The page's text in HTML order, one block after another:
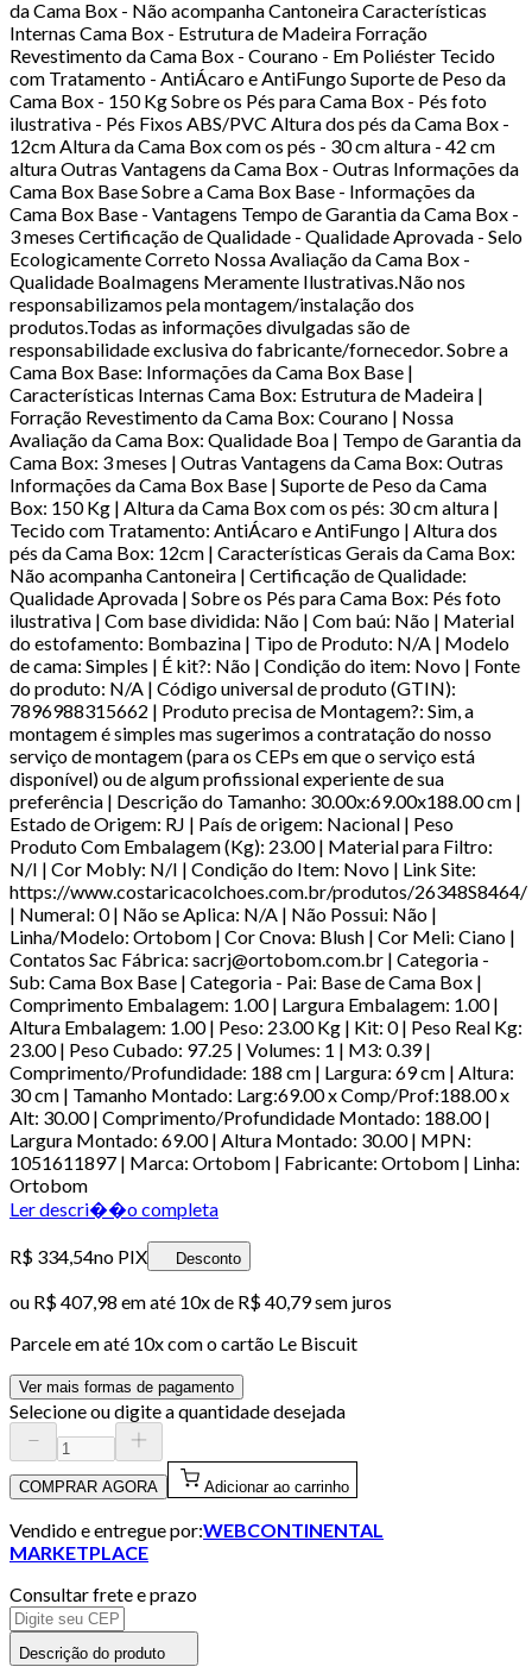
da Cama Box - Não acompanha Cantoneira Características
Internas Cama Box - Estrutura de Madeira Forração
Revestimento da Cama Box - Courano - Em Poliéster Tecido
com Tratamento - AntiÁcaro e AntiFungo Suporte de Peso da
Cama Box - 150 Kg Sobre os Pés para Cama Box - Pés foto
ilustrativa - Pés Fixos ABS/PVC Altura dos pés da Cama Box -
12cm Altura da Cama Box com os pés - 30 cm altura - 42 cm
altura Outras Vantagens da Cama Box - Outras Informações da
Cama Box Base Sobre a Cama Box Base - Informações da
Cama Box Base - Vantagens Tempo de Garantia da Cama Box -
3 meses Certificação de Qualidade - Qualidade Aprovada - Selo
Ecologicamente Correto Nossa Avaliação da Cama Box -
Qualidade BoaImagens Meramente Ilustrativas.Não nos
responsabilizamos pela montagem/instalação dos
produtos.Todas as informações divulgadas são de
responsabilidade exclusiva do fabricante/fornecedor. Sobre a
Cama Box Base: Informações da Cama Box Base |
Características Internas Cama Box: Estrutura de Madeira |
Forração Revestimento da Cama Box: Courano | Nossa
Avaliação da Cama Box: Qualidade Boa | Tempo de Garantia da
Cama Box: 3 meses | Outras Vantagens da Cama Box: Outras
Informações da Cama Box Base | Suporte de Peso da Cama
Box: 150 Kg | Altura da Cama Box com os pés: 30 cm altura |
Tecido com Tratamento: AntiÁcaro e AntiFungo | Altura dos
pés da Cama Box: 12cm | Características Gerais da Cama Box:
Não acompanha Cantoneira | Certificação de Qualidade:
Qualidade Aprovada | Sobre os Pés para Cama Box: Pés foto
ilustrativa | Com base dividida: Não | Com baú: Não | Material
do estofamento: Bombazina | Tipo de Produto: N/A | Modelo
de cama: Simples | É kit?: Não | Condição do item: Novo | Fonte
do produto: N/A | Código universal de produto (GTIN):
7896988315662 | Produto precisa de Montagem?: Sim, a
montagem é simples mas sugerimos a contratação do nosso
serviço de montagem (para os CEPs em que o serviço está
disponível) ou de algum profissional experiente de sua
preferência | Descrição do Tamanho: 30.00x:69.00x188.00 cm |
Estado de Origem: RJ | País de origem: Nacional | Peso
Produto Com Embalagem (Kg): 23.00 | Material para Filtro:
N/I | Cor Mobly: N/I | Condição do Item: Novo | Link Site:
https://www.costaricacolchoes.com.br/produtos/26348S8464/
| Numeral: 0 | Não se Aplica: N/A | Não Possui: Não |
Linha/Modelo: Ortobom | Cor Cnova: Blush | Cor Meli: Ciano |
Contatos Sac Fábrica: sacrj@ortobom.com.br | Categoria -
Sub: Cama Box Base | Categoria - Pai: Base de Cama Box |
Comprimento Embalagem: 1.00 | Largura Embalagem: 1.00 |
Altura Embalagem: 1.00 | Peso: 23.00 Kg | Kit: 0 | Peso Real Kg:
23.00 | Peso Cubado: 97.25 | Volumes: 1 | M3: 0.39 |
Comprimento/Profundidade: 188 cm | Largura: 69 cm | Altura:
30 cm | Tamanho Montado: Larg:69.00 x Comp/Prof:188.00 x
Alt: 30.00 | Comprimento/Profundidade Montado: 188.00 |
Largura Montado: 69.00 | Altura Montado: 30.00 | MPN:
1051611897 | Marca: Ortobom | Fabricante: Ortobom | Linha:
Ortobom
Ler descri��o completa
R$ 334,54no PIX Desconto
ou R$ 407,98 em até 10x de R$ 40,79 sem juros
Parcele em até 10x com o cartão Le Biscuit
Ver mais formas de pagamento
Selecione ou digite a quantidade desejada
COMPRAR AGORA Adicionar ao carrinho
Vendido e entregue por:WEBCONTINENTAL
MARKETPLACE
Consultar frete e prazo
Descrição do produto